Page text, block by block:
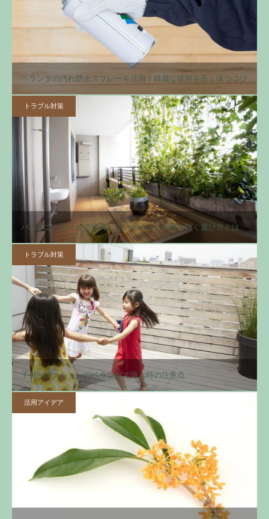
ベランダの汚れ防止スプレーを活用！綺麗な状態を長く保つコツ
トラブル対策
バルコニータイルで後悔しないために｜失敗を防ぐ選び方とは
トラブル対策
子供がマンションのベランダで遊ぶ時の注意点
活用アイデア